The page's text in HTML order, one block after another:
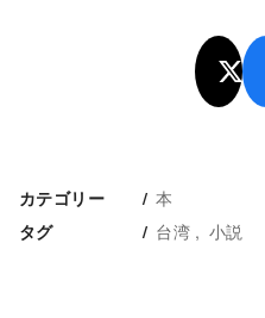
カテゴリー 本
タグ 台湾 小説